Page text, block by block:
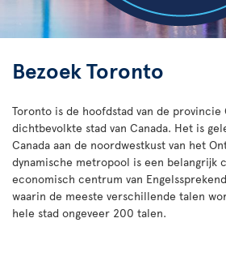
Bezoek Toronto
Toronto is de hoofdstad van de
dichtbevolkte stad van Canada. Het is
Canada aan de noordwestkust van het
dynamische metropool is een belangrijk
economisch centrum van
waarin de meeste verschillende talen
hele stad ongeveer 200 talen.